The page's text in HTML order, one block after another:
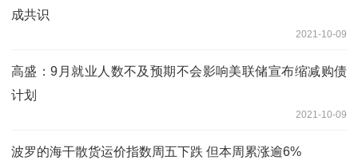
成共识
2021-10-09
高盛：9月就业人数不及预期不会影响美联储宣布缩减购债
计划
2021-10-09
波罗的海干散货运价指数周五下跌 但本周累涨逾6%